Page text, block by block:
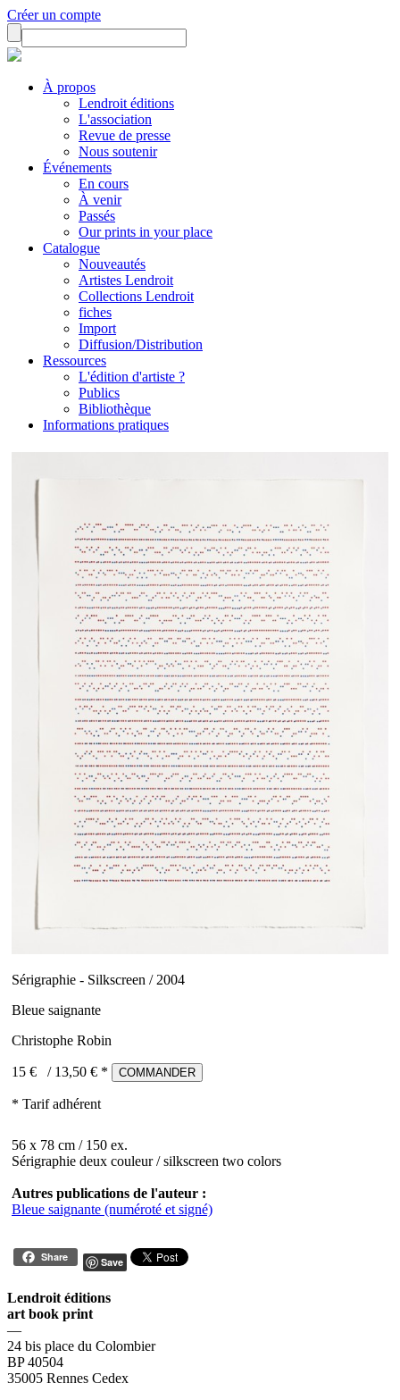
Créer un compte
À propos
Lendroit éditions
L'association
Revue de presse
Nous soutenir
Événements
En cours
À venir
Passés
Our prints in your place
Catalogue
Nouveautés
Artistes Lendroit
Collections Lendroit
fiches
Import
Diffusion/Distribution
Ressources
L'édition d'artiste ?
Publics
Bibliothèque
Informations pratiques
Sérigraphie - Silkscreen / 2004
Bleue saignante
Christophe Robin
15 € / 13,50 € * COMMANDER
* Tarif adhérent
56 x 78 cm / 150 ex.
Sérigraphie deux couleur / silkscreen two colors
Autres publications de l'auteur :
Bleue saignante (numéroté et signé)
Share Save
Lendroit éditions
art book print
—
24 bis place du Colombier
BP 40504
35005 Rennes Cedex